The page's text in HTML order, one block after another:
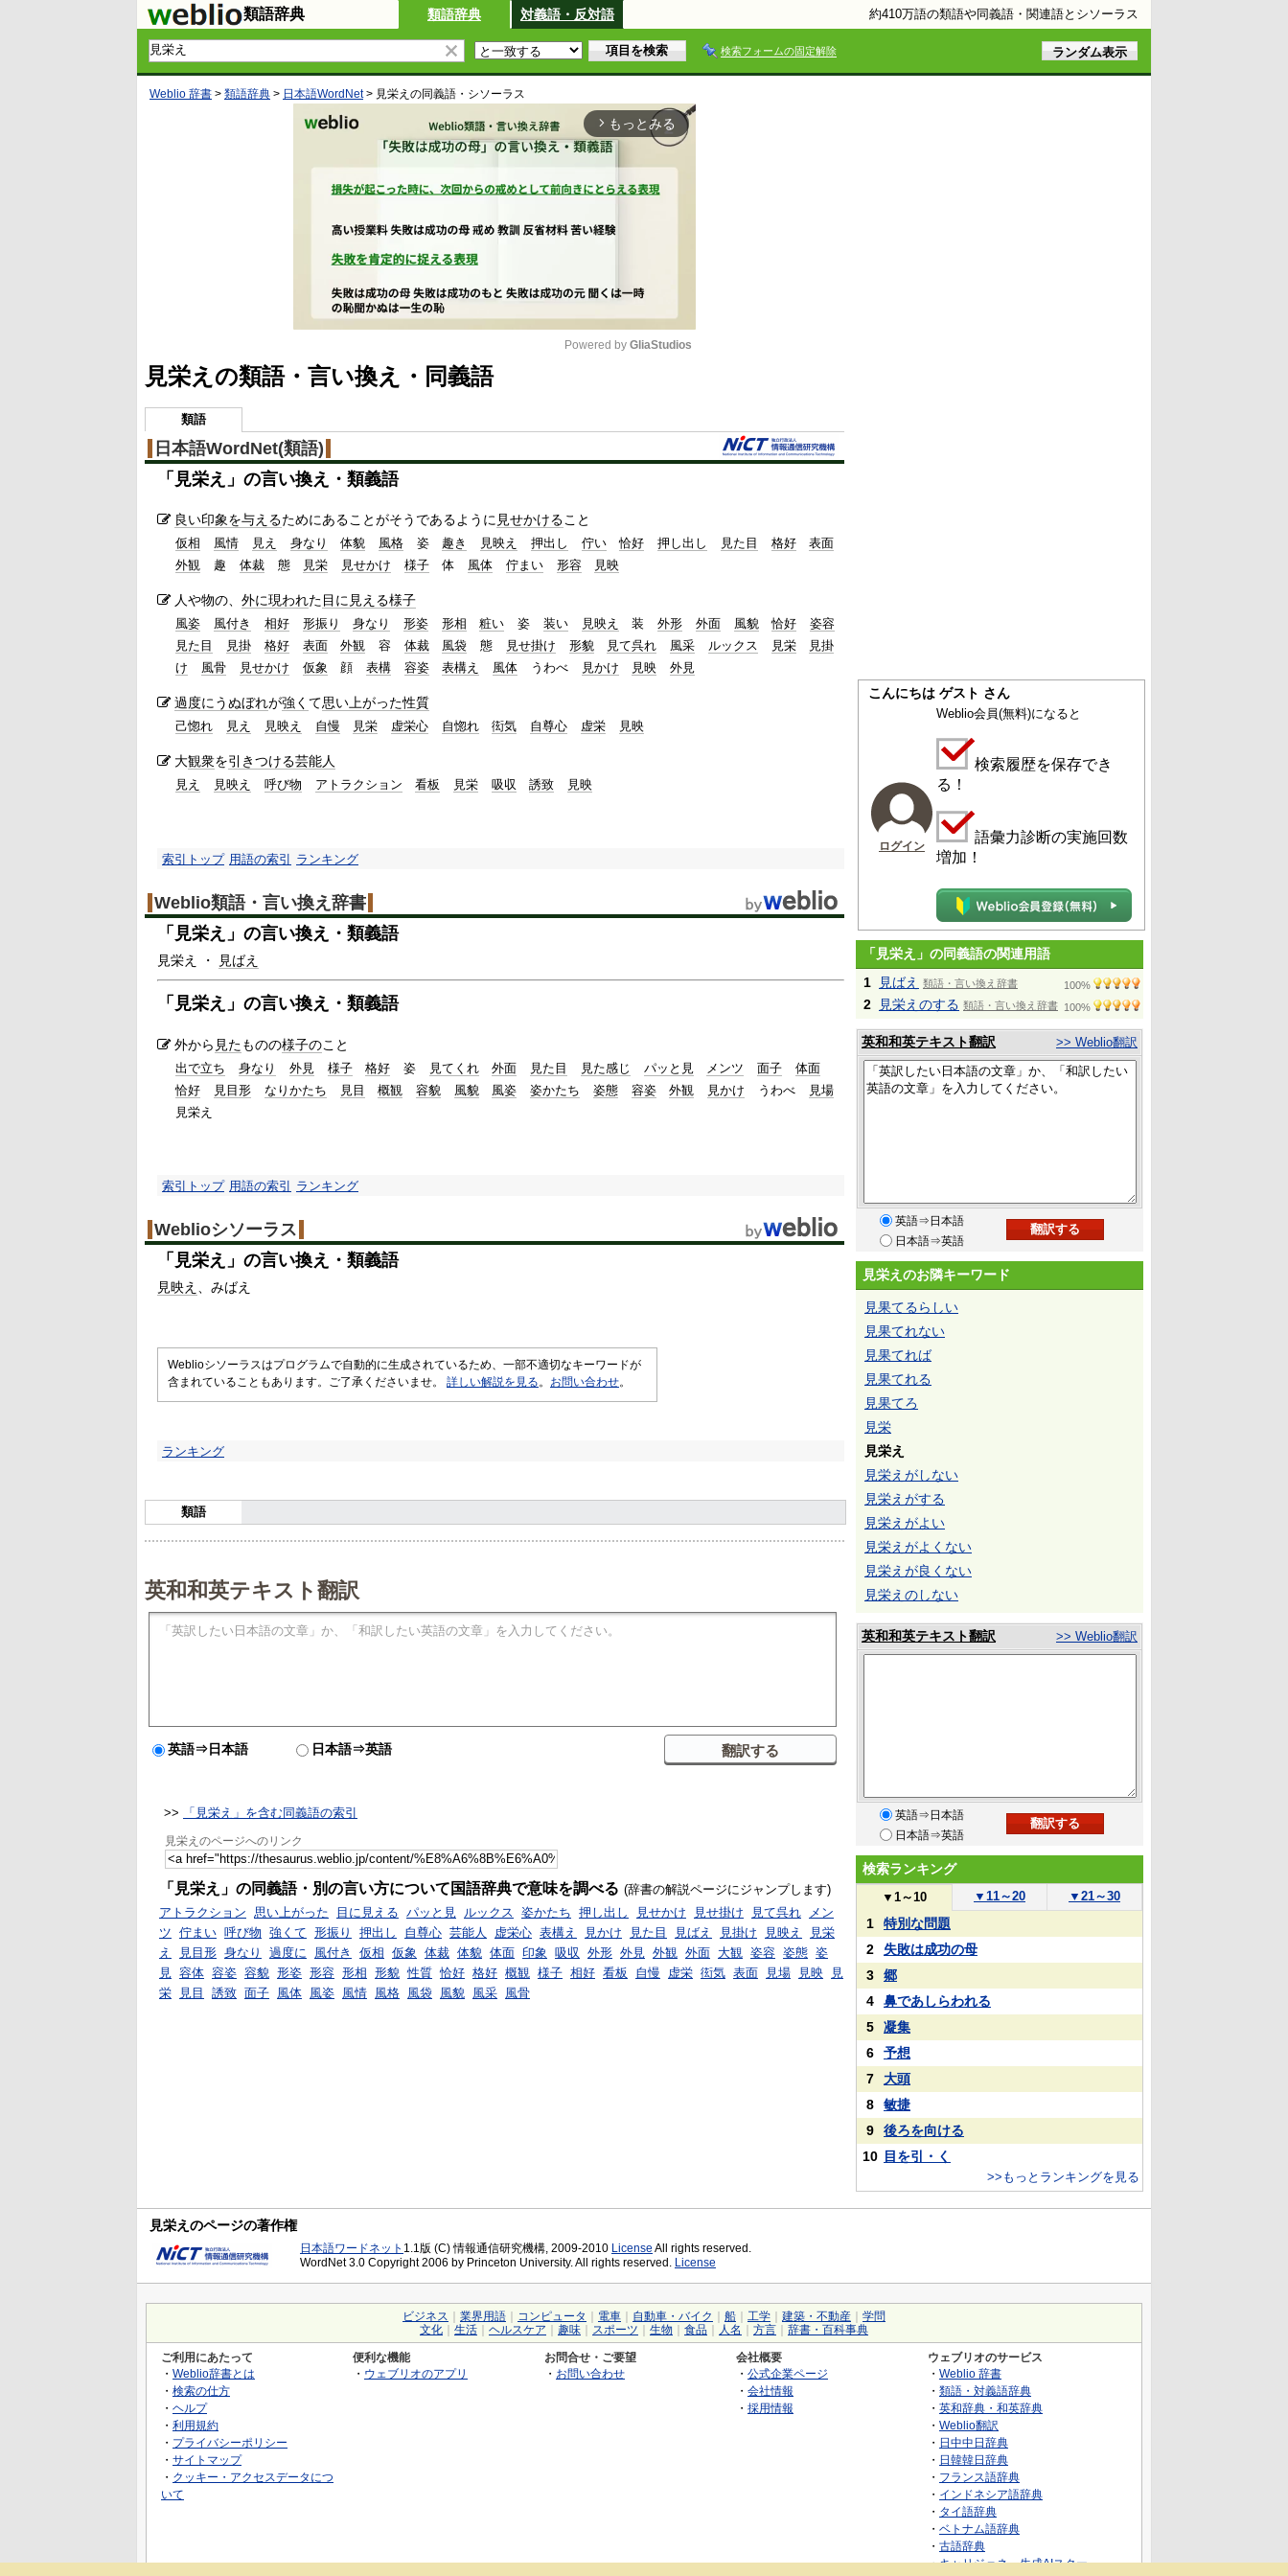
類語辞典 類語辞典 対義語・反対語 約410万語の類語や同義語・関連語とシソーラス
検索フォームの固定解除
Weblio 辞書 > 類語辞典 > 日本語WordNet> 見栄え の同義語・シソーラス
arrow_forward_ios もっとみる
Powered by GliaStudios
見栄えの類語・言い換え・同義語
類語
日本語WordNet(類語)
「 見栄え 」の言い換え・類義語
良い印象を与えるためにあることがそうであるように 見せかけること
仮相 風情 見え 身なり 体貌 風格 姿 趣き 見映え 押出し 佇い 恰好 押し出し 見た目 格好
表面
外観
趣 体裁 態 見栄 見せかけ 様子 体 風体 佇まい 形容 見映
人や物の、 外に現われた目に見える様子
風姿 風付き 相好 形振り 身なり 形姿 形相 粧い 姿 装い 見映え 装 外形 外面 風貌 恰好
姿容
見た目
見掛 格好 表面 外観 容 体裁 風袋 態 見せ掛け 形貌 見て呉れ 風采 ルックス 見栄
見掛
け
風骨 見せかけ 仮象 顔 表構 容姿 表構え 風体 うわべ 見かけ 見映 外見
過度にうぬぼれが強く て思い上がった性質
己惚れ 見え 見映え 自慢 見栄 虚栄心 自惚れ 衒気 自尊心 虚栄 見映
大観衆を引きつける芸能人
見え 見映え 呼び物 アトラクション 看板 見栄 吸収 誘致 見映
索引トップ 用語の索引 ランキング
Weblio類語・言い換え辞書
「 見栄え 」の言い換え・類義語
見栄え ・ 見ばえ
「 見栄え 」の言い換え・類義語
外から 見たものの様子のこと
出で立ち 身なり 外見 様子 格好 姿 見てくれ 外面 見た目 見た感じ パッと見 メンツ 面子
体面
恰好
見目形 なりかたち 見目 概観 容貌 風貌 風姿 姿かたち 姿態 容姿 外観 見かけ うわべ
見場
見栄え
索引トップ 用語の索引 ランキング
Weblioシソーラス
「 見栄え 」の言い換え・類義語
見映え みばえ
Weblioシソーラスはプログラムで自動的に生成されているため、一部不適切なキーワードが
含まれていることもあります。ご了承くださいませ。 詳しい解説を見る 。 お問い合わせ。
ランキング
類語
英和和英テキスト翻訳
英語⇒日本語 日本語⇒英語
>> 「見栄え」を含む同義語の索引
見栄えのページへのリンク
「見栄え」の同義語・別の言い方について国語辞典で意味を調べる (辞書の解説ページにジャンプします)
アトラクション 思い上がった 目に見える パッと見 ルックス 姿かたち 押し出し 見せかけ 見せ掛け 見て呉れ
メン
ツ 佇まい 呼び物 強くて 形振り 押出し 自尊心 芸能人 虚栄心 表構え 見かけ 見た目 見ばえ 見掛け 見映え
見栄
え
見目形 身なり 過度に 風付き 仮相 仮象 体裁 体貌 体面 印象 吸収 外形 外見 外観 外面 大観 姿容 姿態 姿
見 容体 容姿 容貌 形姿 形容 形相 形貌 性質 恰好 格好 概観 様子 相好 看板 自慢 虚栄 衒気 表面 見場 見映
見
栄
見目 誘致 面子 風体 風姿 風情 風格 風袋 風貌 風采 風骨
こんにちは ゲスト さん
ログイン
Weblio会員(無料)になると
検索履歴を保存でき
る！
語彙力診断の実施回数
増加！
「見栄え」の同義語の関連用語
1
見ばえ 類語・言い換え辞書 100%
2 見栄えのする 類語・言い換え辞書 100%
英和和英テキスト翻訳 >> Weblio翻訳
英語⇒日本語
日本語⇒英語
見栄えのお隣キーワード
見果てるらしい
見果てれない
見果てれば
見果てれる
見果てろ
見栄
見栄え
見栄えがしない
見栄えがする
見栄えがよい
見栄えがよくない
見栄えが良くない
見栄えのしない
英和和英テキスト翻訳 >> Weblio翻訳
英語⇒日本語
日本語⇒英語
検索ランキング
▼ 1～10 ▼ 11～20 ▼ 21～30
1
特別な問題
2
失敗は成功の母
3
郷
4
鼻であしらわれる
5
凝集
6
予想
7
大頭
8
敏捷
9
後ろを向ける
10 目を引・く
>>もっとランキングを見る
見栄えのページの著作権
日本語ワードネット 1.1版 (C) 情報通信研究機構, 2009-2010 License All rights reserved.
WordNet 3.0 Copyright 2006 by Princeton University. All rights reserved. License
ビジネス 業界用語 コンピュータ 電車 自動車・バイク 船 工学 建築・不動産
学問
文化
生活 ヘルスケア 趣味 スポーツ 生物 食品 人名 方言 辞書・百科事典
ご利用にあたって
・ Weblio辞書とは
・ 検索の仕方
・ ヘルプ
・ 利用規約
・ プライバシーポリシー
・ サイトマップ
・ クッキー・アクセスデータにつ
いて
便利な機能
・ ウェブリオのアプリ
お問合せ・ご要望
・ お問い合わせ
会社概要
・ 公式企業ページ
・ 会社情報
・ 採用情報
ウェブリオのサービス
・ Weblio 辞書
・ 類語・対義語辞典
・ 英和辞典・和英辞典
・ Weblio翻訳
・ 日中中日辞典
・ 日韓韓日辞典
・ フランス語辞典
・ インドネシア語辞典
・ タイ語辞典
・ ベトナム語辞典
・ 古語辞典
・キャリジェネ～生成AIスクー